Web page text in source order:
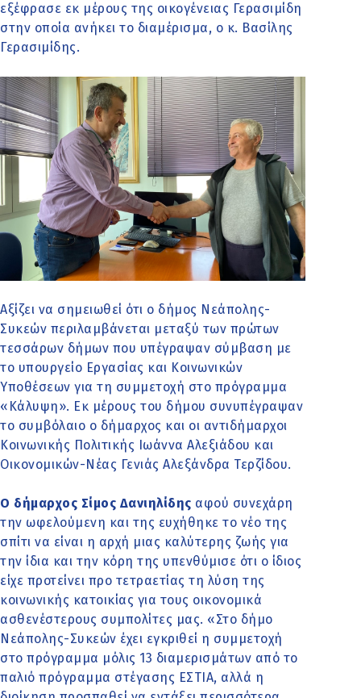
εξέφρασε εκ μέρους της οικογένειας Γερασιμίδη
στην οποία ανήκει το διαμέρισμα, ο κ. Βασίλης
Γερασιμίδης.
Αξίζει να σημειωθεί ότι ο δήμος Νεάπολης-
Συκεών περιλαμβάνεται μεταξύ των πρώτων
τεσσάρων δήμων που υπέγραψαν σύμβαση με
το υπουργείο Εργασίας και Κοινωνικών
Υποθέσεων για τη συμμετοχή στο πρόγραμμα
«Κάλυψη». Εκ μέρους του δήμου συνυπέγραψαν
το συμβόλαιο ο δήμαρχος και οι αντιδήμαρχοι
Κοινωνικής Πολιτικής Ιωάννα Αλεξιάδου και
Οικονομικών-Νέας Γενιάς Αλεξάνδρα Τερζίδου.
Ο δήμαρχος Σίμος Δανιηλίδης αφού συνεχάρη
την ωφελούμενη και της ευχήθηκε το νέο της
σπίτι να είναι η αρχή μιας καλύτερης ζωής για
την ίδια και την κόρη της υπενθύμισε ότι ο ίδιος
είχε προτείνει προ τετραετίας τη λύση της
κοινωνικής κατοικίας για τους οικονομικά
ασθενέστερους συμπολίτες μας. «Στο δήμο
Νεάπολης-Συκεών έχει εγκριθεί η συμμετοχή
στο πρόγραμμα μόλις 13 διαμερισμάτων από το
παλιό πρόγραμμα στέγασης ΕΣΤΙΑ, αλλά η